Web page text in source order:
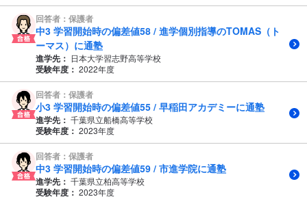
回答者：保護者
中3 学習開始時の偏差値58 / 進学個別指導のTOMAS（ト
ーマス）に通塾
進学先： 日本大学習志野高等学校
受験年度： 2022年度
回答者：保護者
小3 学習開始時の偏差値55 / 早稲田アカデミーに通塾
進学先： 千葉県立船橋高等学校
受験年度： 2023年度
回答者：保護者
中3 学習開始時の偏差値59 / 市進学院に通塾
進学先： 千葉県立柏高等学校
受験年度： 2023年度